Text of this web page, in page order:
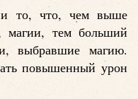
и то, что, чем выше
магии, тем больший
выбравшие магию.
повышенный урон